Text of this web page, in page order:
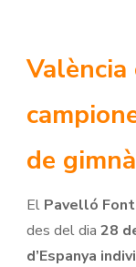
València
de
ElPavelló
des del dia 28
d’Espanya